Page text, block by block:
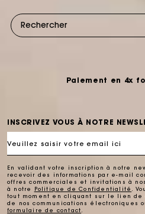
Livraison à domicile offerte
Suivi de
Livraison à domicile offerte
INSCRIVEZ VOUS À NOTRE
Veuillez saisir votre email ici
En validant votre inscription à notre
recevoir des informations par e-mail
offres commerciales et invitations à
à notre
Politique de Confidentialité
.
tout moment en cliquant sur le lien
de nos communications électroniques
formulaire de contact